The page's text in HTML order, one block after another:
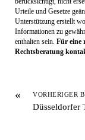
Urteile und Gesetze
Unterstützung erstellt
Informationen zu
enthalten sein. Für eine
Rechtsberatung
« VORHERIGER
Düsseldorfer